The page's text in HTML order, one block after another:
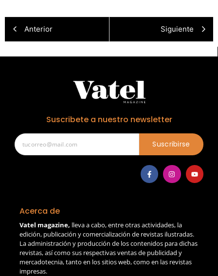
Anterior Siguiente
Suscribete a nuestro newsletter
Suscribirse
Acerca de
Vatel magazine, lleva a cabo, entre otras actividades, la
edición, publicación y comercialización de revistas ilustradas.
La administración y producción de los contenidos para dichas
revistas, así como sus respectivas ventas de publicidad y
mercadotecnia, tanto en los sitios web, como en las revistas
impresas.